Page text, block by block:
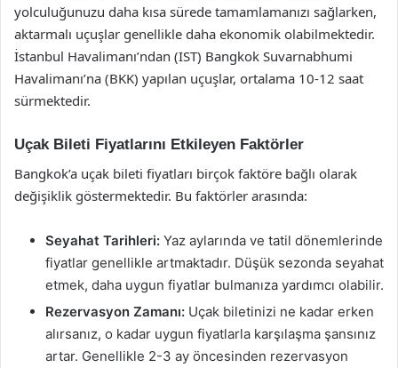
yolculuğunuzu daha kısa sürede tamamlamanızı sağlarken,
aktarmalı uçuşlar genellikle daha ekonomik olabilmektedir.
İstanbul Havalimanı’ndan (IST) Bangkok Suvarnabhumi
Havalimanı’na (BKK) yapılan uçuşlar, ortalama 10-12 saat
sürmektedir.
Uçak Bileti Fiyatlarını Etkileyen Faktörler
Bangkok’a uçak bileti fiyatları birçok faktöre bağlı olarak
değişiklik göstermektedir. Bu faktörler arasında:
Seyahat Tarihleri: Yaz aylarında ve tatil dönemlerinde
fiyatlar genellikle artmaktadır. Düşük sezonda seyahat
etmek, daha uygun fiyatlar bulmanıza yardımcı olabilir.
Rezervasyon Zamanı: Uçak biletinizi ne kadar erken
alırsanız, o kadar uygun fiyatlarla karşılaşma şansınız
artar. Genellikle 2-3 ay öncesinden rezervasyon